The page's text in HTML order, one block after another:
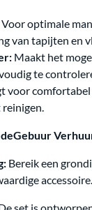
Voor optimale
van tapijten en
Maakt het
te
voor
Bereik een
accessoire.